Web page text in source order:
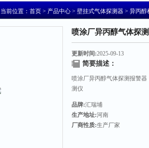
当前位置：首页>产品中心>壁挂式气体探测器>异丙醇
喷涂厂异丙醇气体探
更新时间:2025-09-13
简要描述：
喷涂厂异丙醇气体探测报警
测仪
品牌:汇瑞埔
生产地址:河南
厂商性质:生产厂家